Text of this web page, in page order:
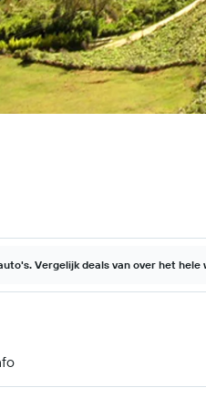
Vergelijk deals van over het hele